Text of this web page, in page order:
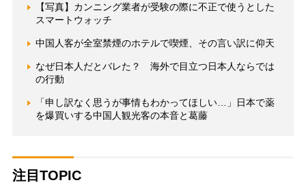
【写真】カンニング業者が受験の際に不正で使うとした
スマートウォッチ
中国人客が全室禁煙のホテルで喫煙、その言い訳に仰天
なぜ日本人だとバレた？ 海外で目立つ日本人ならでは
の行動
「申し訳なく思うが事情もわかってほしい…」日本で薬
を爆買いする中国人観光客の本音と葛藤
注目TOPIC